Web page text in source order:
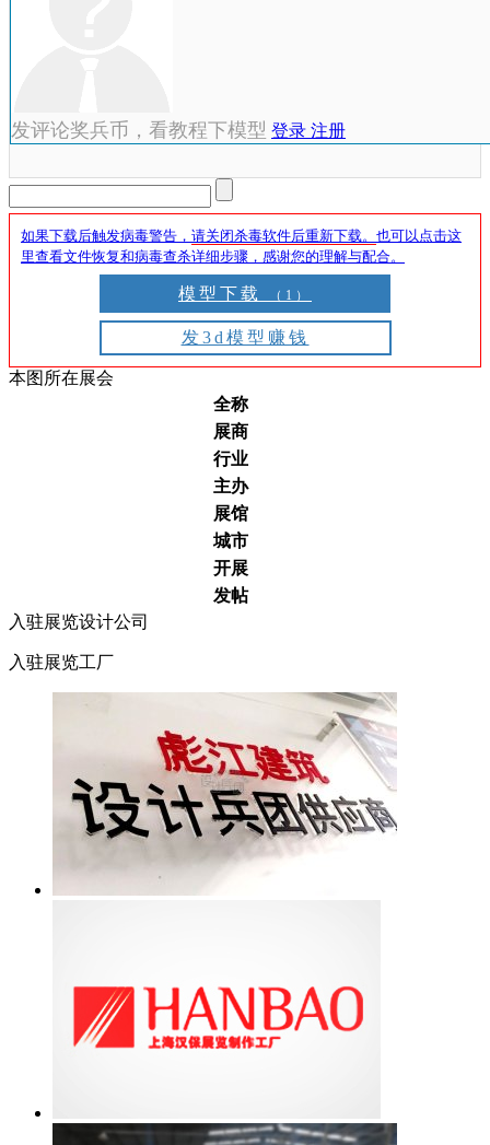
发评论奖兵币，看教程下模型 登录 注册
如果下载后触发病毒警告， 请关闭杀毒软件后重新下载。 也可以点击这
里查看文件恢复和病毒查杀详细步骤，感谢您的理解与配合。
模型下载 （1）
发3d模型赚钱
本图所在展会
全称
展商
行业
主办
展馆
城市
开展
发帖
入驻展览设计公司
入驻展览工厂